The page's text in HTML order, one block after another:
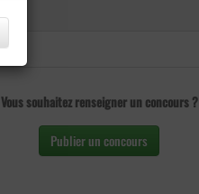
Vous souhaitez renseigner un concours ?
Publier un concours